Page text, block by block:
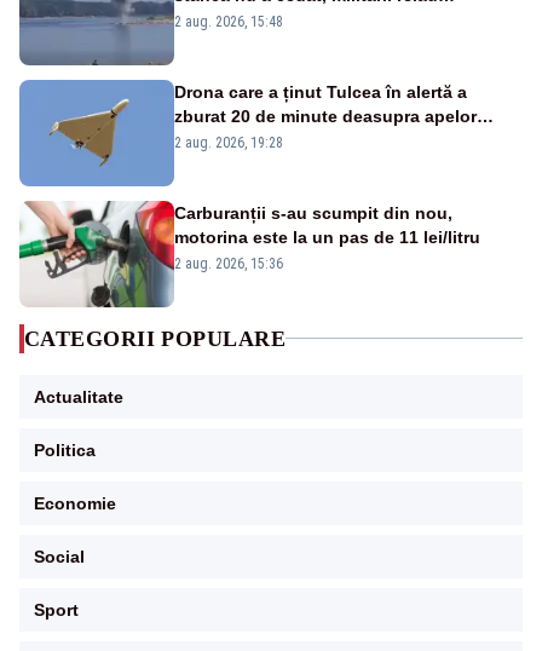
detonările luni – VIDEO
2 aug. 2026, 15:48
Drona care a ținut Tulcea în alertă a
zburat 20 de minute deasupra apelor
României. Au fost ridicate două F-16
2 aug. 2026, 19:28
Carburanții s-au scumpit din nou,
motorina este la un pas de 11 lei/litru
2 aug. 2026, 15:36
CATEGORII POPULARE
Actualitate
Politica
Economie
Social
Sport